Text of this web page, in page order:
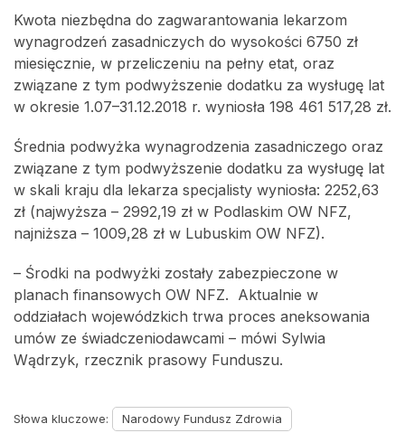
Kwota niezbędna do zagwarantowania lekarzom
wynagrodzeń zasadniczych do wysokości 6750 zł
miesięcznie, w przeliczeniu na pełny etat, oraz
związane z tym podwyższenie dodatku za wysługę lat
w okresie 1.07–31.12.2018 r. wyniosła 198 461 517,28 zł.
Średnia podwyżka wynagrodzenia zasadniczego oraz
związane z tym podwyższenie dodatku za wysługę lat
w skali kraju dla lekarza specjalisty wyniosła: 2252,63
zł (najwyższa – 2992,19 zł w Podlaskim OW NFZ,
najniższa – 1009,28 zł w Lubuskim OW NFZ).
– Środki na podwyżki zostały zabezpieczone w
planach finansowych OW NFZ. Aktualnie w
oddziałach wojewódzkich trwa proces aneksowania
umów ze świadczeniodawcami – mówi Sylwia
Wądrzyk, rzecznik prasowy Funduszu.
Słowa kluczowe: Narodowy Fundusz Zdrowia